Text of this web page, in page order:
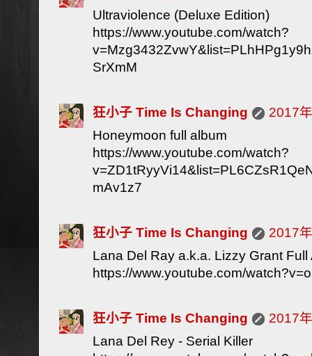
Ultraviolence (Deluxe Edition)
https://www.youtube.com/watch?
SrXmM
狂小子 Time Is Changing
2017
Honeymoon full album
https://www.youtube.com/watch?
mAv1z7
狂小子 Time Is Changing
2017
Lana Del Ray a.k.a. Lizzy Grant Full
https://www.youtube.com/
狂小子 Time Is Changing
2017
Lana Del Rey - Serial Killer